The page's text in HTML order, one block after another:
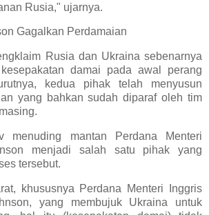
Rusia," ujarnya.
Gagalkan Perdamaian
Rusia dan Ukraina sebenarnya
damai pada awal perang
kedua pihak telah menyusun
yang bahkan sudah diparaf oleh tim
menuding mantan Perdana Menteri
menjadi salah satu pihak yang
tersebut.
khususnya Perdana Menteri Inggris
yang membujuk Ukraina untuk